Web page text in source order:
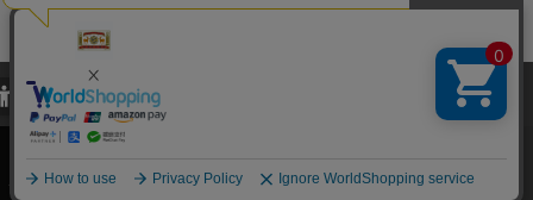
Copyright©2000-2026
Nakagawa Masashichi Shoten All Rights Reserved.
当サイトでは、当サイト内における閲覧履歴・属性情報などの取得およ
び利便性向上のためにクッキー（Cookie）を使用いたします。詳細に
関しては「プライバシーポリシー
承諾する